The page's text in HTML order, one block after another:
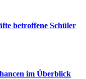
betroffene Schüler
im Überblick